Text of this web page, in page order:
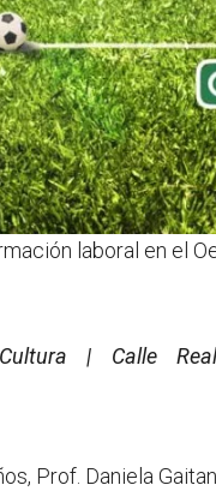
laboral en el
| Calle
Prof. Daniela Gaitan